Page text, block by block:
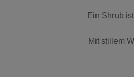
Ein Shrub
Mit stillem